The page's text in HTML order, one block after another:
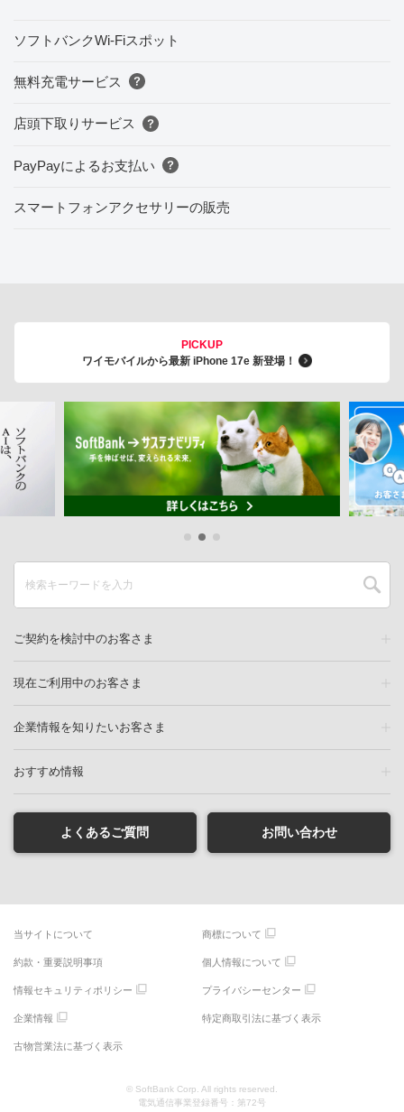
ソフトバンクWi-Fiスポット
無料充電サービス
店頭下取りサービス
PayPayによるお支払い
スマートフォンアクセサリーの販売
PICKUP
ワイモバイルから最新 iPhone 17e 新登場！
ご契約を検討中のお客さま
現在ご利用中のお客さま
企業情報を知りたいお客さま
おすすめ情報
よくあるご質問 お問い合わせ
当サイトについて 商標について
約款・重要説明事項 個人情報について
情報セキュリティポリシー プライバシーセンター
企業情報 特定商取引法に基づく表示
古物営業法に基づく表示
© SoftBank Corp. All rights reserved.
電気通信事業登録番号：第72号